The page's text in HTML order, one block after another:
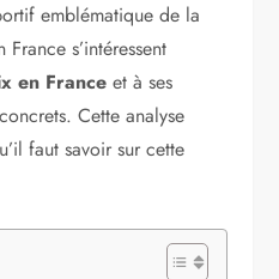
emblématique de la
s’intéressent
en France et à ses
Cette analyse
faut savoir sur cette